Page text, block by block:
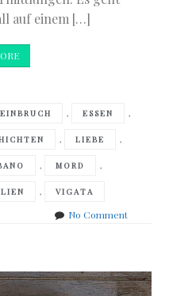
auf einem […]
EINBRUCH , ESSEN ,
, LIEBE ,
, MORD ,
, VIGATA
No Commenton
Der
ehrliche